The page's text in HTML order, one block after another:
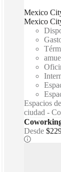
Mexico
Mexico
Espacios
ciudad -
Desde